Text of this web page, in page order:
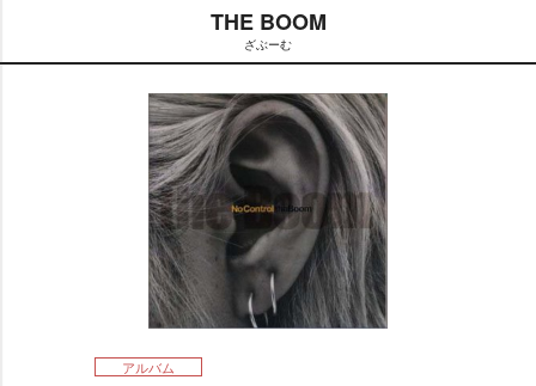
t
e
THE BOOM
ざぶーむ
アルバム